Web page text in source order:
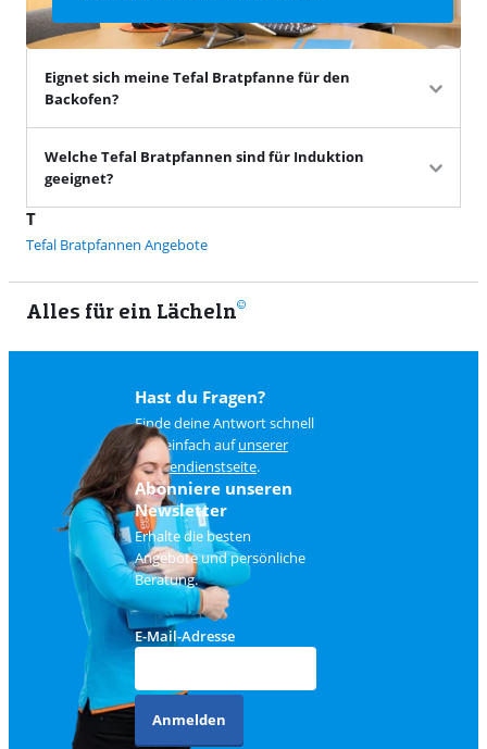
Eignet sich meine Tefal Bratpfanne für den
Backofen?
Welche Tefal Bratpfannen sind für Induktion
geeignet?
T
Tefal Bratpfannen Angebote
Alles für ein Lächeln
Hast du Fragen?
Finde deine Antwort schnell
und einfach aufunserer
Kundendienstseite.
Abonniere unseren
Newsletter
Erhalte die besten
Angebote und persönliche
Beratung.
E-Mail-Adresse
Anmelden